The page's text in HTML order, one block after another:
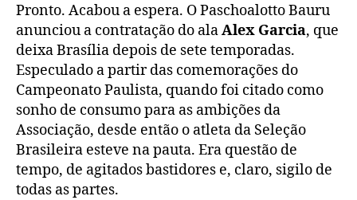
Pronto. Acabou a espera. O Paschoalotto Bauru
anunciou a contratação do alaAlex Garcia, que
deixa Brasília depois de sete temporadas.
Especulado a partir das comemorações do
Campeonato Paulista, quando foi citado como
sonho de consumo para as ambições da
Associação, desde então o atleta da Seleção
Brasileira esteve na pauta. Era questão de
tempo, de agitados bastidores e, claro, sigilo de
todas as partes.